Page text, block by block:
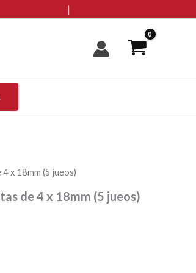
|
x 18mm (5 jueos)
de 4 x 18mm (5 jueos)